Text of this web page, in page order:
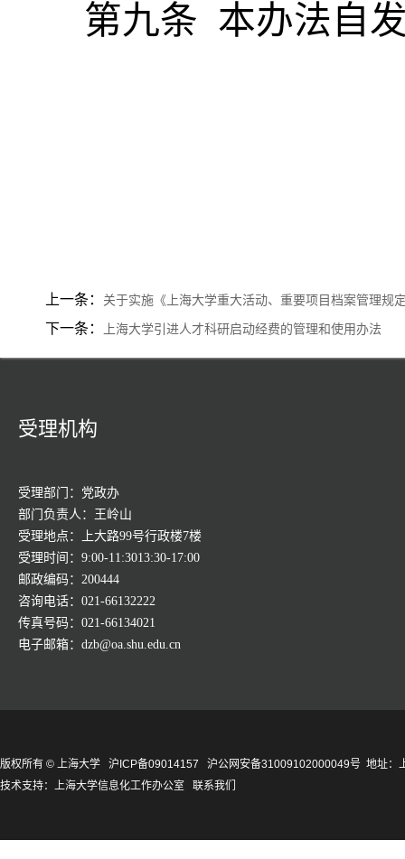
第九条 本办法自
上一条： 关于实施《上海大学重大活动、重要项目档案管理规
下一条： 上海大学引进人才科研启动经费的管理和使用办法
受理机构
受理部门：党政办
部门负责人：王岭山
受理地点：上大路99号行政楼7楼
受理时间：9:00-11:3013:30-17:00
邮政编码：200444
咨询电话：021-66132222
传真号码：021-66134021
电子邮箱：dzb@oa.shu.edu.cn
版权所有 © 上海大学 沪ICP备09014157 沪公网安备31009102000049号 地址：
技术支持： 上海大学信息化工作办公室 联系我们